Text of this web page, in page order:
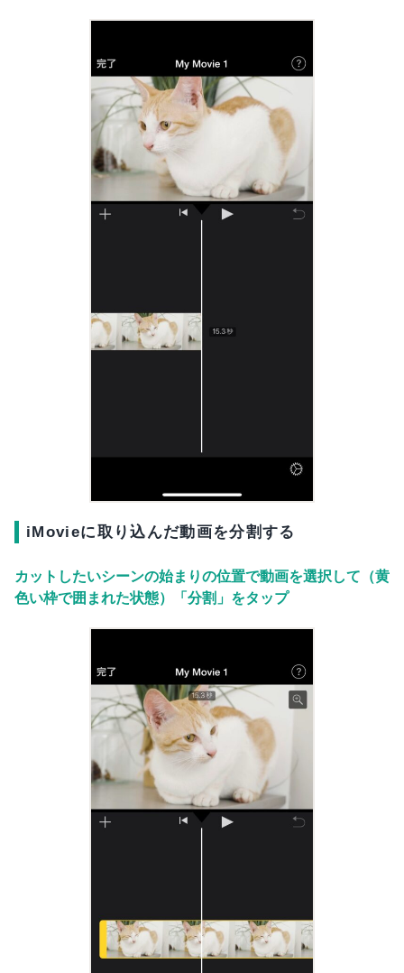
iMovieに取り込んだ動画を分割する
カットしたいシーンの始まりの位置で動画を選択して（黄
色い枠で囲まれた状態）「分割」をタップ